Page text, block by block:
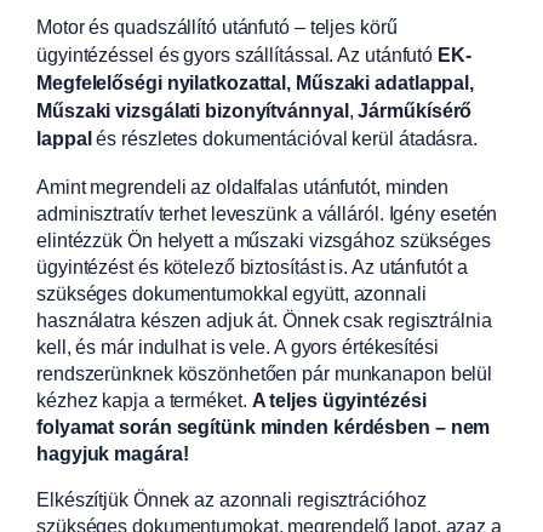
Motor és quadszállító utánfutó – teljes körű
ügyintézéssel és gyors szállítással. Az utánfutó EK-
Megfelelőségi nyilatkozattal, Műszaki adatlappal,
Műszaki vizsgálati bizonyítvánnyal ,Járműkísérő
lappal és részletes dokumentációval kerül átadásra.
Amint megrendeli az oldalfalas utánfutót, minden
adminisztratív terhet leveszünk a válláról. Igény esetén
elintézzük Ön helyett a műszaki vizsgához szükséges
ügyintézést és kötelező biztosítást is. Az utánfutót a
szükséges dokumentumokkal együtt, azonnali
használatra készen adjuk át. Önnek csak regisztrálnia
kell, és már indulhat is vele. A gyors értékesítési
rendszerünknek köszönhetően pár munkanapon belül
kézhez kapja a terméket. A teljes ügyintézési
folyamat során segítünk minden kérdésben – nem
hagyjuk magára!
Elkészítjük Önnek az azonnali regisztrációhoz
szükséges dokumentumokat, megrendelő lapot, azaz a